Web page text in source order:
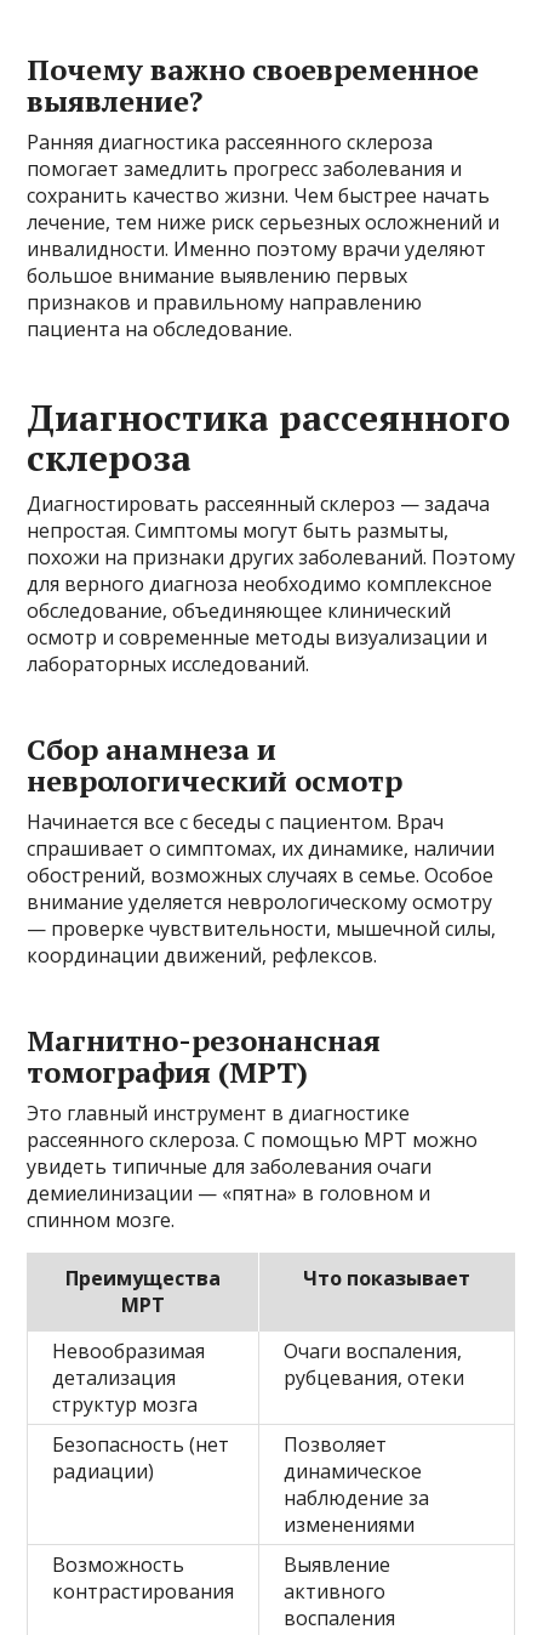
Почему важно своевременное
выявление?
Ранняя диагностика рассеянного склероза
помогает замедлить прогресс заболевания и
сохранить качество жизни. Чем быстрее начать
лечение, тем ниже риск серьезных осложнений и
инвалидности. Именно поэтому врачи уделяют
большое внимание выявлению первых
признаков и правильному направлению
пациента на обследование.
Диагностика рассеянного
склероза
Диагностировать рассеянный склероз — задача
непростая. Симптомы могут быть размыты,
похожи на признаки других заболеваний. Поэтому
для верного диагноза необходимо комплексное
обследование, объединяющее клинический
осмотр и современные методы визуализации и
лабораторных исследований.
Сбор анамнеза и
неврологический осмотр
Начинается все с беседы с пациентом. Врач
спрашивает о симптомах, их динамике, наличии
обострений, возможных случаях в семье. Особое
внимание уделяется неврологическому осмотру
— проверке чувствительности, мышечной силы,
координации движений, рефлексов.
Магнитно-резонансная
томография (МРТ)
Это главный инструмент в диагностике
рассеянного склероза. С помощью МРТ можно
увидеть типичные для заболевания очаги
демиелинизации — «пятна» в головном и
спинном мозге.
Преимущества
МРТ
Что показывает
Невообразимая
детализация
структур мозга
Очаги воспаления,
рубцевания, отеки
Безопасность (нет
радиации)
Позволяет
динамическое
наблюдение за
изменениями
Возможность
контрастирования
Выявление
активного
воспаления